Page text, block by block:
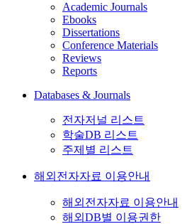
Academic Journals
Ebooks
Dissertations
Conference Materials
Reviews
Reports
Databases & Journals
전자저널 리스트
학술DB 리스트
주제별 리스트
해외전자자료 이용안내
해외전자자료 이용안내
해외DB별 이용권한